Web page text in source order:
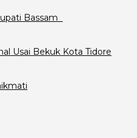
Bassam
Usai Bekuk Kota Tidore